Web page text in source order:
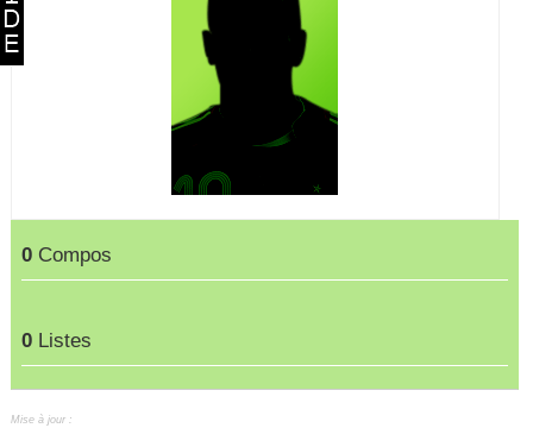
0 Compos
0 Listes
Mise à jour :